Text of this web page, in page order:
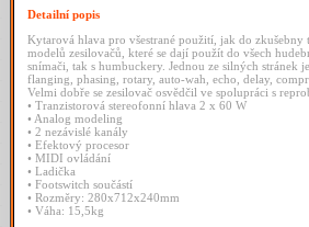
Detailní popis
Kytarová hlava pro všestrané použití, jak do
modelů zesilovačů, které se dají použít do všech
snímači, tak s humbuckery. Jednou ze silných
flanging, phasing, rotary, auto-wah, echo, delay,
Velmi dobře se zesilovač osvědčil ve spolupráci s
• Tranzistorová stereofonní hlava 2 x 60 W
• Analog modeling
• 2 nezávislé kanály
• Efektový procesor
• MIDI ovládání
• Ladička
• Footswitch součástí
• Rozměry: 280x712x240mm
• Váha: 15,5kg